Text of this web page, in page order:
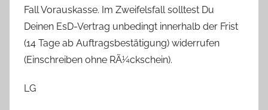
Fall Vorauskasse. Im Zweifelsfall solltest Du
Deinen EsD-Vertrag unbedingt innerhalb der Frist
(14 Tage ab Auftragsbestätigung) widerrufen
(Einschreiben ohne RÃ¼ckschein).
LG